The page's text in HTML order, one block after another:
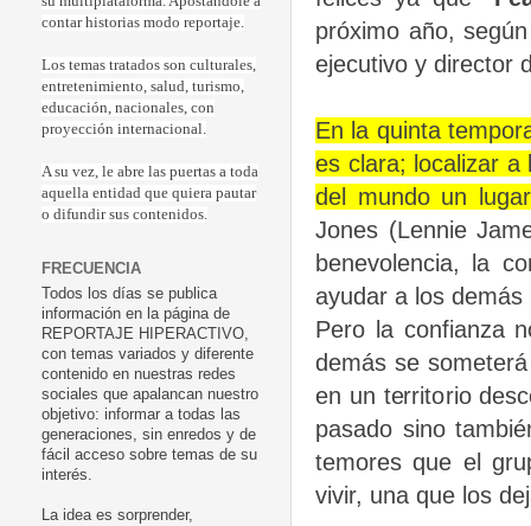
próximo año,
ejecutivo y director
En la quinta
es clara; localizar a
del mundo un
Jones (Lennie
benevolencia, la
ayudar a los
Pero la confianza
demás se
en un territorio
pasado sino
temores que el
vivir, una que los
contar historias modo reportaje.
Los temas tratados son culturales,
entretenimiento, salud, turismo,
educación, nacionales, con
proyección internacional.
A su vez, le abre las puertas a toda
aquella entidad que quiera pautar
o difundir sus contenidos.
FRECUENCIA
Todos los días se publica
información en la página de
REPORTAJE HIPERACTIVO,
con temas variados y diferente
contenido en nuestras redes
sociales que apalancan nuestro
objetivo: informar a todas las
generaciones, sin enredos y de
fácil acceso sobre temas de su
interés.
La idea es sorprender,